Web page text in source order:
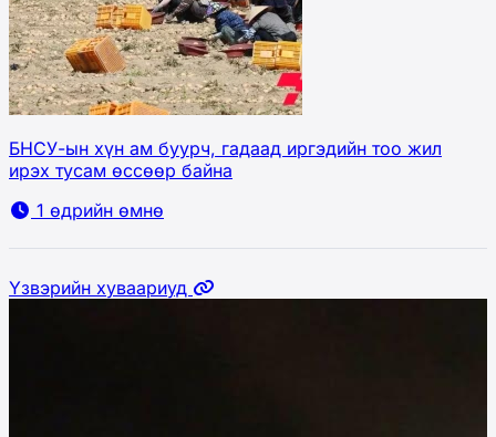
БНСУ-ын хүн ам буурч, гадаад иргэдийн тоо жил
ирэх тусам өссөөр байна
1 өдрийн өмнө
Үзвэрийн хуваариуд